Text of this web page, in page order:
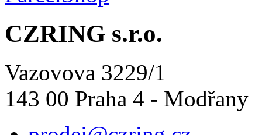
CZRING s.r.o.
Vazovova 3229/1
143 00 Praha 4 - Modřany